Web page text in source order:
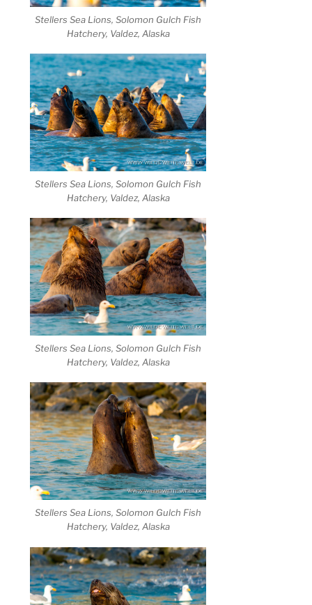
Stellers Sea Lions, Solomon Gulch Fish
Hatchery, Valdez, Alaska
Stellers Sea Lions, Solomon Gulch Fish
Hatchery, Valdez, Alaska
Stellers Sea Lions, Solomon Gulch Fish
Hatchery, Valdez, Alaska
Stellers Sea Lions, Solomon Gulch Fish
Hatchery, Valdez, Alaska